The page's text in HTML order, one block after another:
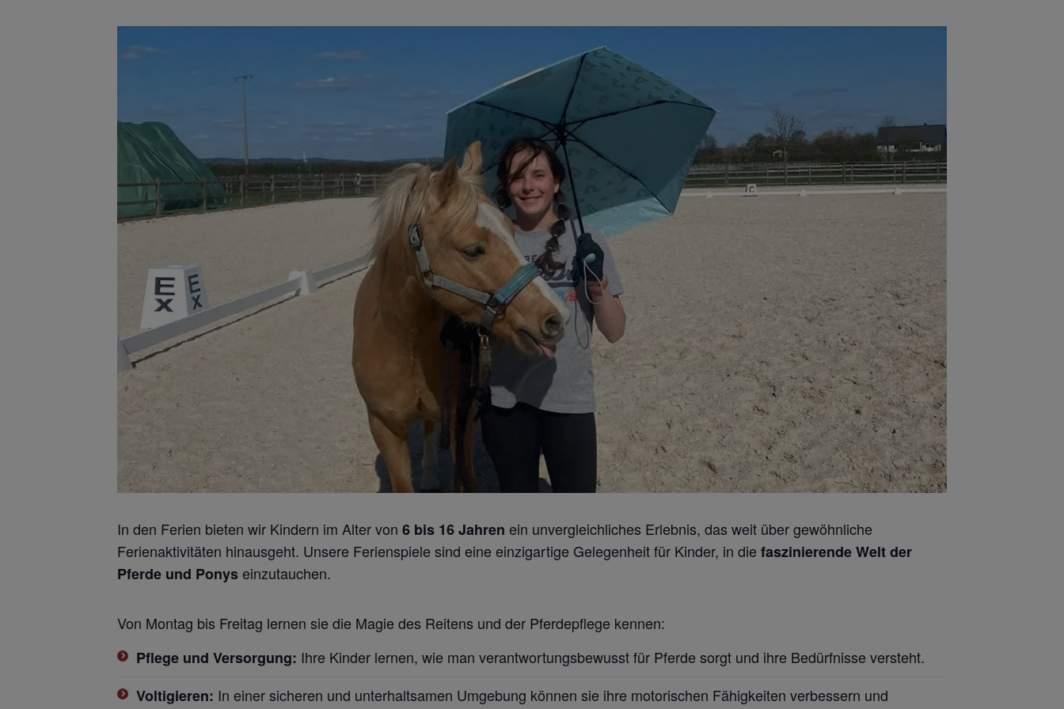
In den Ferien bieten wir Kindern im Alter von 6 bis 16 Jahren ein unvergleichliches Erlebnis, das weit über gewöhnliche
Ferienaktivitäten hinausgeht. Unsere Ferienspiele sind eine einzigartige Gelegenheit für Kinder, in die faszinierende Welt der
Pferde und Ponyseinzutauchen.
Von Montag bis Freitag lernen sie die Magie des Reitens und der Pferdepflege kennen:
Pflege und Versorgung: Ihre Kinder lernen, wie man verantwortungsbewusst für Pferde sorgt und ihre Bedürfnisse versteht.
Voltigieren: In einer sicheren und unterhaltsamen Umgebung können sie ihre motorischen Fähigkeiten verbessern und